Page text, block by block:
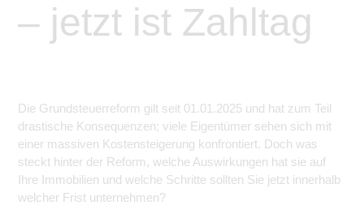
– jetzt ist Zahltag
Die Grundsteuerreform gilt seit 01.01.2025 und hat zum Teil
drastische Konsequenzen; viele Eigentümer sehen sich mit
einer massiven Kostensteigerung konfrontiert. Doch was
steckt hinter der Reform, welche Auswirkungen hat sie auf
Ihre Immobilien und welche Schritte sollten Sie jetzt innerhalb
welcher Frist unternehmen?